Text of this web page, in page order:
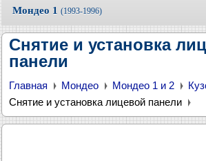
Мондео 1 (1993-1996)
Снятие и установка
панели
Главная Мондео Мондео 1 и 2
Снятие и установка лицевой панели